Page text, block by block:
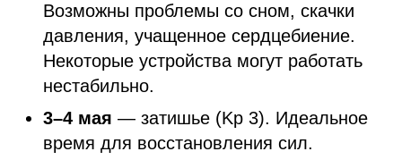
Возможны проблемы со сном, скачки
давления, учащенное сердцебиение.
Некоторые устройства могут работать
нестабильно.
3–4 мая — затишье (Kp 3). Идеальное
время для восстановления сил.